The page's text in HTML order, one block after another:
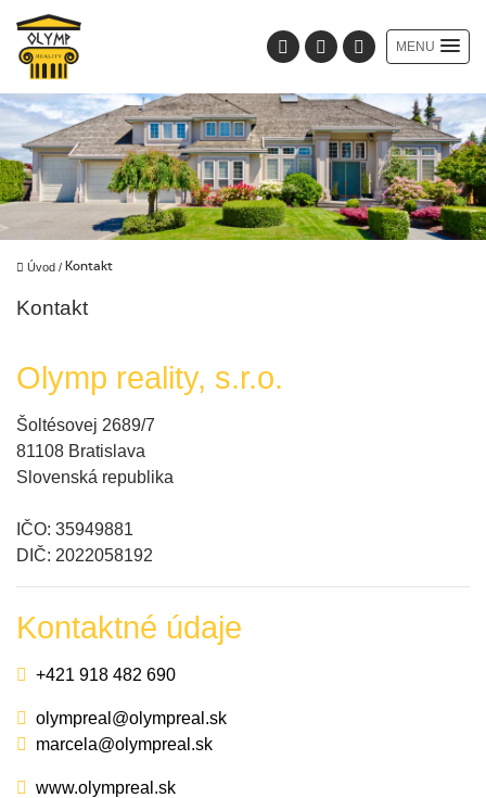
MENU
Úvod / Kontakt
Kontakt
Olymp reality, s.r.o.
Šoltésovej 2689/7
81108 Bratislava
Slovenská republika
IČO: 35949881
DIČ: 2022058192
Kontaktné údaje
+421 918 482 690
olympreal@olympreal.sk
marcela@olympreal.sk
www.olympreal.sk